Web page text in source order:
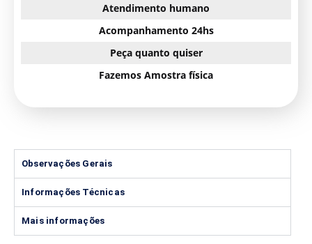
Atendimento humano
Acompanhamento 24hs
Peça quanto quiser
Fazemos Amostra física
Observações Gerais
Informações Técnicas
Mais informações